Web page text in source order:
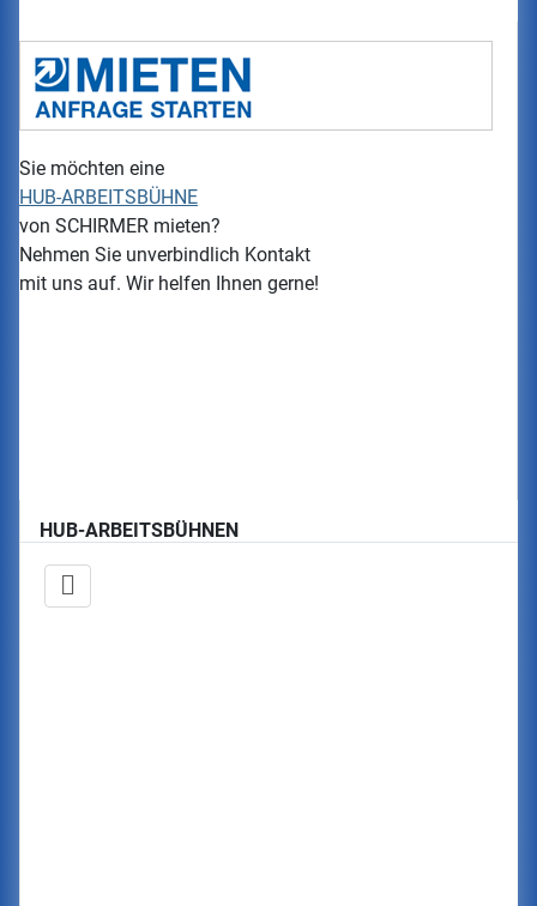
HUB-ARBEITSBÜHNEN
Sie möchten eine
HUB-ARBEITSBÜHNE
von SCHIRMER mieten?
Nehmen Sie unverbindlich Kontakt
mit uns auf. Wir helfen Ihnen gerne!